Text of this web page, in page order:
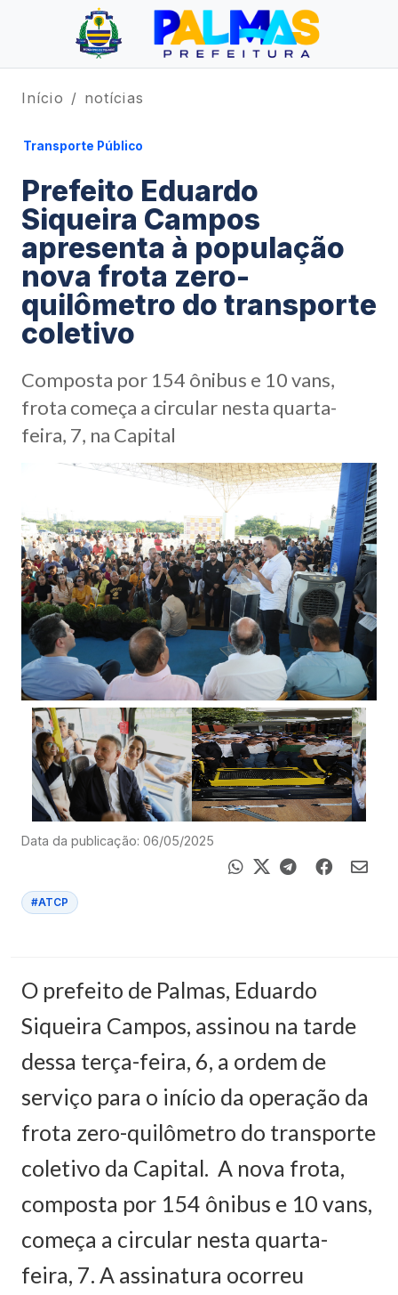
Início notícias
Transporte Público
Prefeito Eduardo
Siqueira Campos
apresenta à população
nova frota zero-
quilômetro do transporte
coletivo
Composta por 154 ônibus e 10 vans,
frota começa a circular nesta quarta-
feira, 7, na Capital
Data da publicação: 06/05/2025
#ATCP
O prefeito de Palmas, Eduardo
Siqueira Campos, assinou na tarde
dessa terça-feira, 6, a ordem de
serviço para o início da operação da
frota zero-quilômetro do transporte
coletivo da Capital. A nova frota,
composta por 154 ônibus e 10 vans,
começa a circular nesta quarta-
feira, 7. A assinatura ocorreu